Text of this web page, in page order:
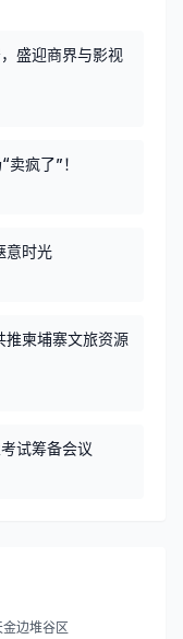
盛迎商界与影视
疯了”！
意时光
推柬埔寨文旅资源
试筹备会议
边堆谷区